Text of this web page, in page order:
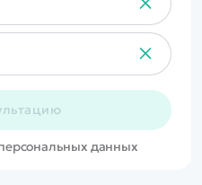
данных